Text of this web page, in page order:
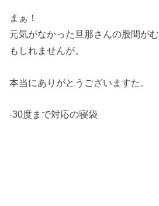
まぁ！
元気がなかった旦那さんの股間が
もしれませんが。
本当にありがとうございますた。
-30度まで対応の寝袋